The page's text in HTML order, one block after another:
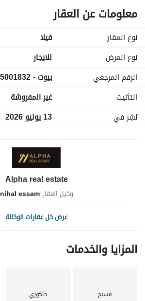
ريسبشن واسع
المميزات:
اختيار بين مفروش أو نصف مفروش
موقع مميز داخل الكمبوند
بيئة هادئة وآمنة
مناسبة للعائلات
جاهزة للسكن
سعر الإيجار:
• 100,000 جنيه (نصف مفروش)
معلومات عن العقار
نوع العقار
فیلا
نوع العرض
للايجار
الرقم المرجعي
بيوت - 5001832-Rjoupc
التأثيث
غير المفروشة
نُشِر في
13 يوليو 2026
Alpha real estate
وكيل العقار:nihal essam
عرض كل عقارات الوكالة
المزايا والخدمات
مسبح جاكوزي